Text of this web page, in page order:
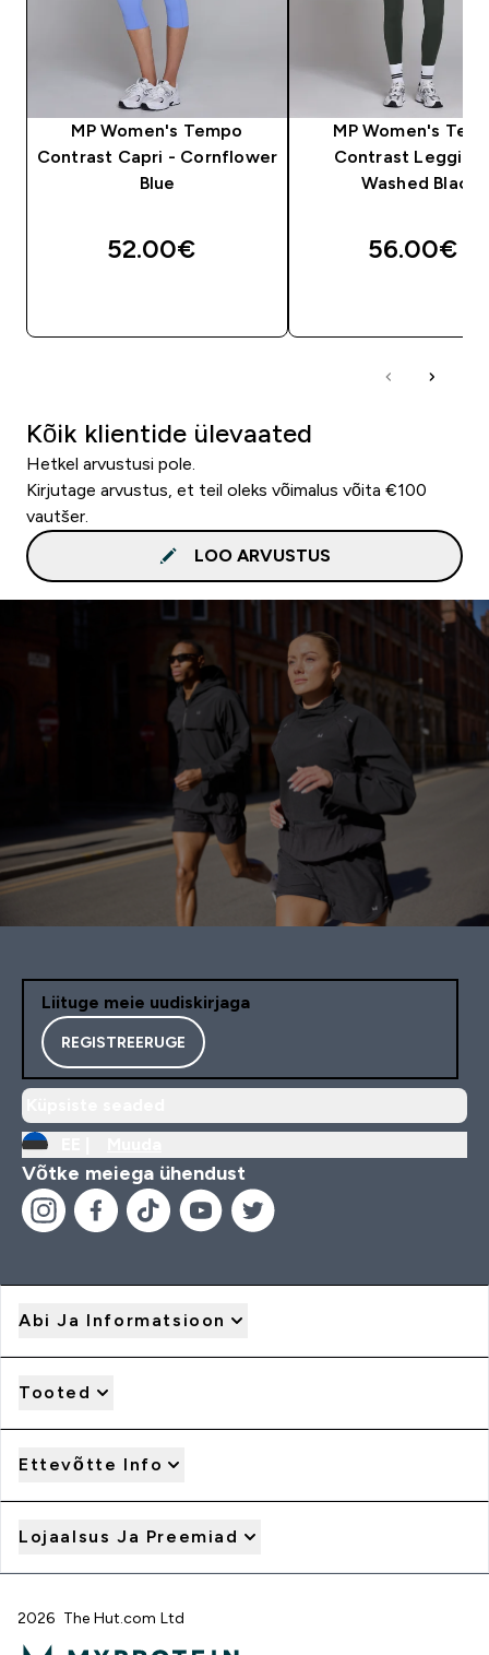
MP Women's Tempo
Contrast Capri - Cornflower
Blue
52.00€‎
MP Women's
Contrast
Washed Black
56.00€‎
Kõik klientide ülevaated
Hetkel arvustusi pole.
Kirjutage arvustus, et teil oleks võimalus võita €100
vautšer.
LOO ARVUSTUS
Liituge meie uudiskirjaga
REGISTREERUGE
Võtke meiega ühendust
Abi Ja Informatsioon
Tooted
Ettevõtte Info
Lojaalsus Ja Preemiad
2026 The Hut.com Ltd